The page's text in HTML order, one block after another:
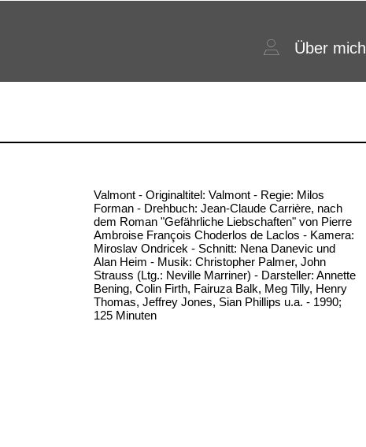
Über mich
Valmont - Originaltitel: Valmont - Regie: Milos
Forman - Drehbuch: Jean-Claude Carrière, nach
dem Roman "Gefährliche Liebschaften" von Pierre
Ambroise François Choderlos de Laclos - Kamera:
Miroslav Ondricek - Schnitt: Nena Danevic und
Alan Heim - Musik: Christopher Palmer, John
Strauss (Ltg.: Neville Marriner) - Darsteller: Annette
Bening, Colin Firth, Fairuza Balk, Meg Tilly, Henry
Thomas, Jeffrey Jones, Sian Phillips u.a. - 1990;
125 Minuten